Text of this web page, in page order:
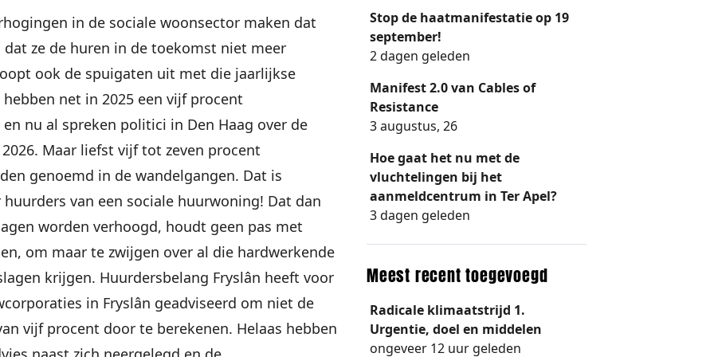
in de sociale woonsector maken dat
ze de huren in de toekomst niet meer
ook de spuigaten uit met die jaarlijkse
net in 2025 een vijf procent
nu al spreken politici in Den Haag over de
Maar liefst vijf tot zeven procent
genoemd in de wandelgangen. Dat is
van een sociale huurwoning! Dat dan
worden verhoogd, houdt geen pas met
om maar te zwijgen over al die hardwerkende
krijgen. Huurdersbelang Fryslân heeft voor
in Fryslân geadviseerd om niet de
vijf procent door te berekenen. Helaas hebben
Stop de haatmanifestatie op 19
september!
2 dagen geleden
Manifest 2.0 van Cables of
Resistance
3 augustus, 26
Hoe gaat het nu met de
vluchtelingen bij het
aanmeldcentrum in Ter Apel?
3 dagen geleden
Meest recent toegevoegd
Radicale klimaatstrijd 1.
Urgentie, doel en middelen
ongeveer 12 uur geleden